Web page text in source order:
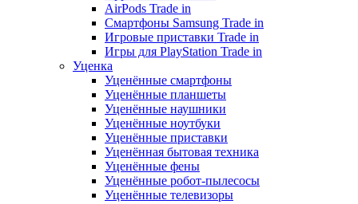
AirPods Trade in
Смартфоны Samsung Trade in
Игровые приставки Trade in
Игры для PlayStation Trade in
Уценка
Уценённые смартфоны
Уценённые планшеты
Уценённые наушники
Уценённые ноутбуки
Уценённые приставки
Уценённая бытовая техника
Уценённые фены
Уценённые робот-пылесосы
Уценённые телевизоры